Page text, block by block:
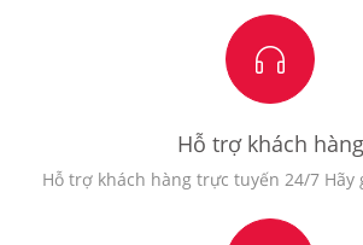
Hỗ trợ khách hàng
Hỗ trợ khách hàng trực tuyến 24/7 Hãy